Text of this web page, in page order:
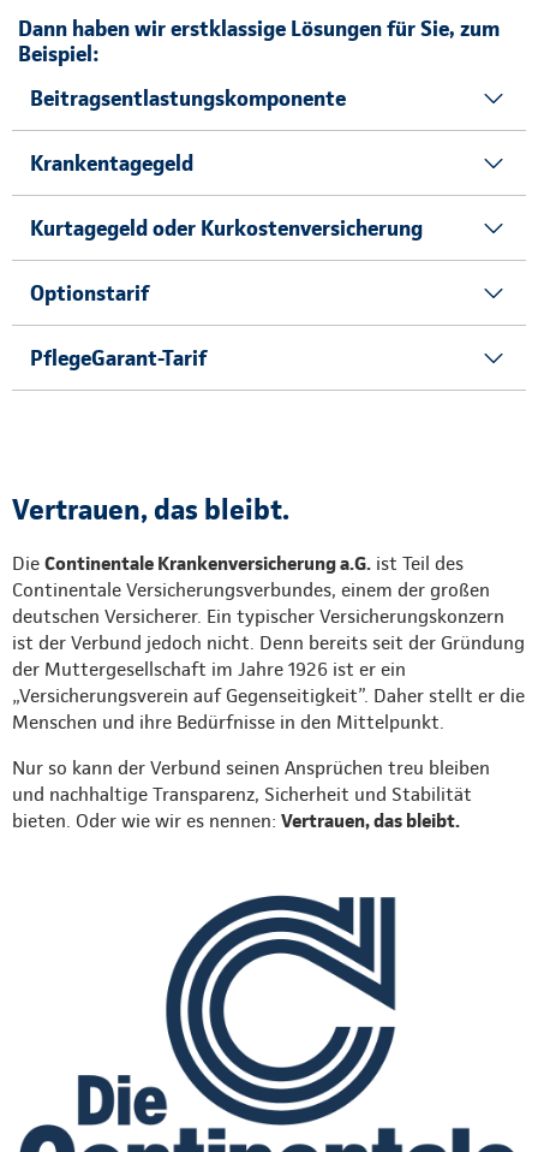
Dann haben wir erstklassige Lösungen für Sie, zum
Beispiel:
Beitragsentlastungskomponente
Krankentagegeld
Kurtagegeld oder Kurkostenversicherung
Optionstarif
PflegeGarant-Tarif
Vertrauen, das bleibt.
Die Continentale Krankenversicherung a.G. ist Teil des
Continentale Versicherungsverbundes, einem der großen
deutschen Versicherer. Ein typischer Versicherungskonzern
ist der Verbund jedoch nicht. Denn bereits seit der Gründung
der Muttergesellschaft im Jahre 1926 ist er ein
„Versicherungsverein auf Gegenseitigkeit”. Daher stellt er die
Menschen und ihre Bedürfnisse in den Mittelpunkt.
Nur so kann der Verbund seinen Ansprüchen treu bleiben
und nachhaltige Transparenz, Sicherheit und Stabilität
bieten. Oder wie wir es nennen: Vertrauen, das bleibt.